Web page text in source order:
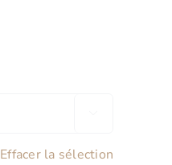
Effacer la sélection